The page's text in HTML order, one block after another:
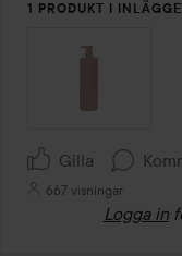
1 PRODUKT I
Gilla
667 visningar
Logga in